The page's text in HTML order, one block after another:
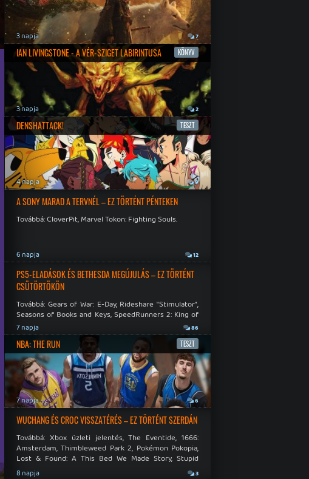
3 napja 7
IAN LIVINGSTONE - A VÉR-SZIGET LABIRINTUSA KÖNYV
3 napja 2
DENSHATTACK! TESZT
4 napja 9
A SONY MARAD A TERVNÉL – EZ TÖRTÉNT PÉNTEKEN
Továbbá: CloverPit, Marvel Tokon: Fighting Souls.
6 napja 12
PS5-ELADÁSOK ÉS BETHESDA MEGÚJULÁS – EZ TÖRTÉNT
CSÜTÖRTÖKÖN
Továbbá: Gears of War: E-Day, Rideshare "Stimulator",
Seasons of Books and Keys, SpeedRunners 2: King of
Speed.
7 napja 86
NBA: THE RUN TESZT
7 napja 6
WUCHANG ÉS CROC VISSZATÉRÉS – EZ TÖRTÉNT SZERDÁN
Továbbá: Xbox üzleti jelentés, The Eventide, 1666:
Amsterdam, Thimbleweed Park 2, Pokémon Pokopia,
Lost & Found: A This Bed We Made Story, Stupid
Never Dies.
8 napja 3